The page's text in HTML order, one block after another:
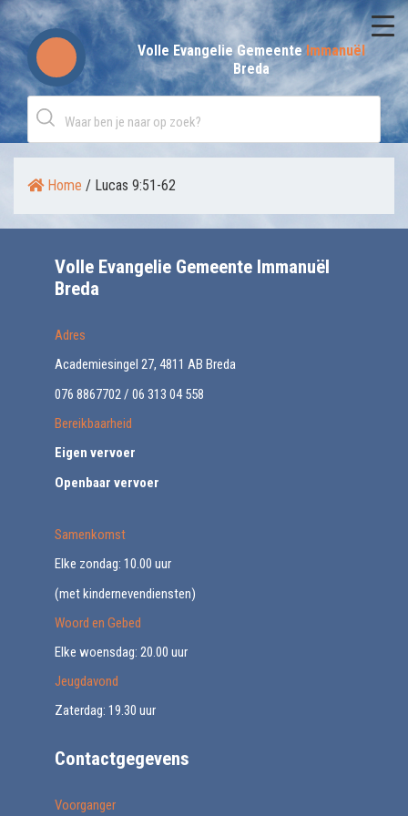
Skip
to
content
Volle Evangelie GemeenteImmanuël
Breda
Home / Lucas 9:51-62
Volle Evangelie Gemeente Immanuël
Breda
Adres
Academiesingel 27, 4811 AB Breda
076 8867702 / 06 313 04 558
Bereikbaarheid
Eigen vervoer
Openbaar vervoer
Samenkomst
Elke zondag: 10.00 uur
(met kindernevendiensten)
Woord en Gebed
Elke woensdag: 20.00 uur
Jeugdavond
Zaterdag: 19.30 uur
Contactgegevens
Voorganger